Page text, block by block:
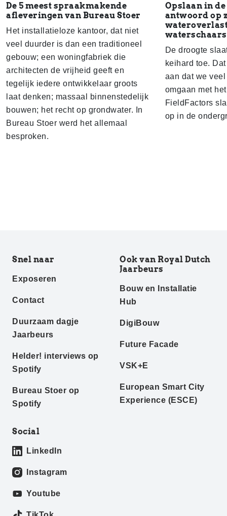
De 5 meest spraakmakende
afleveringen van Bureau Stoer
Het installatieloze kantoor, dat niet
veel duurder is dan een traditioneel
gebouw; een woningfabriek die
architecten de vrijheid geeft en
tegelijk iedere ontwikkelaar groots
laat denken; massaal binnenstedelijk
bouwen; het recht op grondwater. In
Bureau Stoer werd het allemaal
besproken.
Opslaan in
antwoord op
De droogte
keihard toe.
aan dat we
omgaan met
FieldFactors
op in de
Snel naar
Exposeren
Contact
Duurzaam dagje
Jaarbeurs
Helder! interviews op
Spotify
Bureau Stoer op
Spotify
Ook van Royal Dutch
Jaarbeurs
Bouw en Installatie
Hub
DigiBouw
Future Facade
VSK+E
European Smart City
Experience (ESCE)
Social
LinkedIn
Instagram
Youtube